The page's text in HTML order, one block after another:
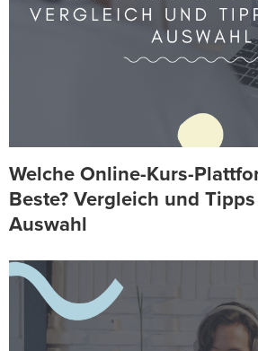
Welche Online-Kurs-
Beste? Vergleich und
Auswahl